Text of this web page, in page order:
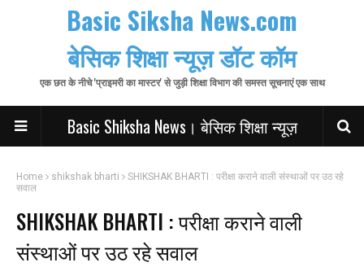
Basic Siksha News.com
बेसिक शिक्षा न्यूज़ डॉट कॉम
एक छत के नीचे 'प्राइमरी का मास्टर' से जुड़ी शिक्षा विभाग की समस्त सूचनाएं एक साथ
Basic Shiksha News। बेसिक शिक्षा न्यूज़
Home shikshak bharti
SHIKSHAK BHARTI : परीक्षा कराने वाली संस्थाओं पर उठ रहे
सवाल
SHIKSHAK BHARTI : परीक्षा कराने वाली
संस्थाओं पर उठ रहे सवाल